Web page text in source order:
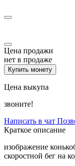
Цена продажи
нет в продаже
Купить монету
Цена выкупа
звоните!
Написать в чат
Краткое описание
изображение
скоростной бег на